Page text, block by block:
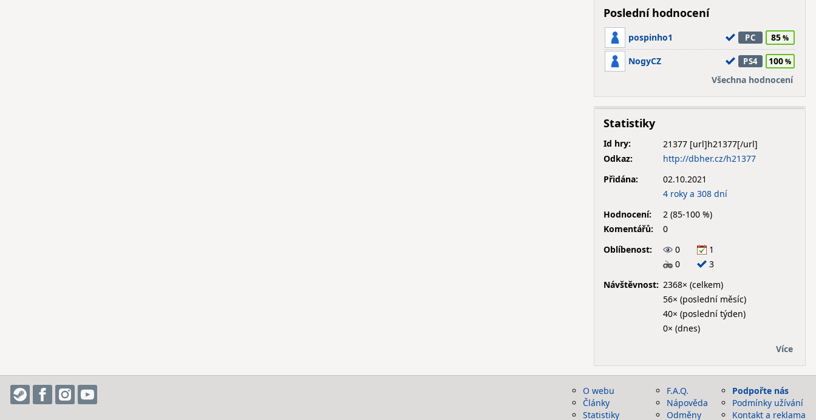
Poslední hodnocení
pospinho1 PC 85
NogyCZ PS4
100
Všechna hodnocení
Statistiky
Id hry:
21377
Odkaz:
http://dbher.cz/h21377
Přidána:
02.10.2021
4 roky a 308 dní
Hodnocení:
2 (85-100 %)
Komentářů:
0
Oblíbenost:
0
1
0
3
Návštěvnost: 2368× (celkem)
56× (poslední měsíc)
40× (poslední týden)
0× (dnes)
Více
O webu
Články
Statistiky
F.A.Q.
Nápověda
Odměny
Podpořte nás
Podmínky užívání
Kontakt a reklama